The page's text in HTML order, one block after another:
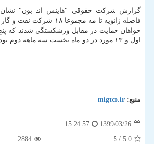
گزارش شرکت حقوقی "هاینس اند بون"
فاصله ژانویه تا مه مجموعا
خواهان حمایت در مقابل ورشکستگی شدند که
اول و ۱۳ مورد در دو ماه نخست سه ماهه دوم بودند.
منبع: migtco.ir
1399/03/26
15:24:57
5.0
/ 5
2884